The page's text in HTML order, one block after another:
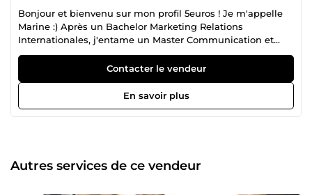
Bonjour et bienvenu sur mon profil 5euros ! Je m'appelle
Marine :) Après un Bachelor Marketing Relations
Internationales, j'entame un Master Communication et
Médias au sein de l'école de commerce Audencia. Afin
d'aider au financement de mes études, je propose de
mettre mes compétences et mes connaissances au service
des autres. N'hésitez pas à m'envoyer un message, j'y
répondrai avec grand plaisir ! :)
Contacter le vendeur
En savoir plus
Autres services de ce vendeur